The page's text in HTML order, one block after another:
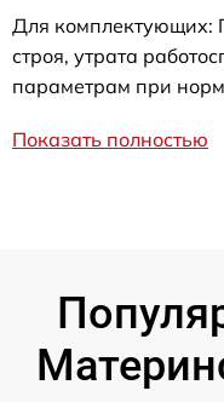
Для комплектующих:
строя, утрата
параметрам при
Показать полностью